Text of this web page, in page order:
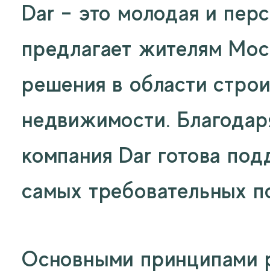
Dar – это молодая и
предлагает жителям
решения в области
недвижимости.
компания Dar готова
самых требовательных
Основными принципами